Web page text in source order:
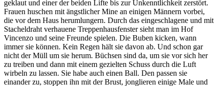
geklaut und einer der beiden Lifte bis zur Unkenntlichkeit zerstört.
Frauen huschen mit ängstlicher Mine an einigen Männern vorbei,
die vor dem Haus herumlungern. Durch das eingeschlagene und mit
Stacheldraht verhauene Treppenhausfenster sieht man im Hof
Vincenzo und seine Freunde spielen. Die Buben kicken, wann
immer sie können. Kein Regen hält sie davon ab. Und schon gar
nicht der Müll um sie herum. Büchsen sind da, um sie vor sich her
zu treiben und dann mit einem gezielten Schuss durch die Luft
wirbeln zu lassen. Sie habe auch einen Ball. Den passen sie
einander zu, stoppen ihn mit der Brust, jonglieren einige Male und